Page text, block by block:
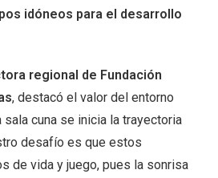
idóneos para el desarrollo
regional de Fundación
, destacó el valor del entorno
cuna se inicia la trayectoria
desafío es que estos
de vida y juego, pues la sonrisa